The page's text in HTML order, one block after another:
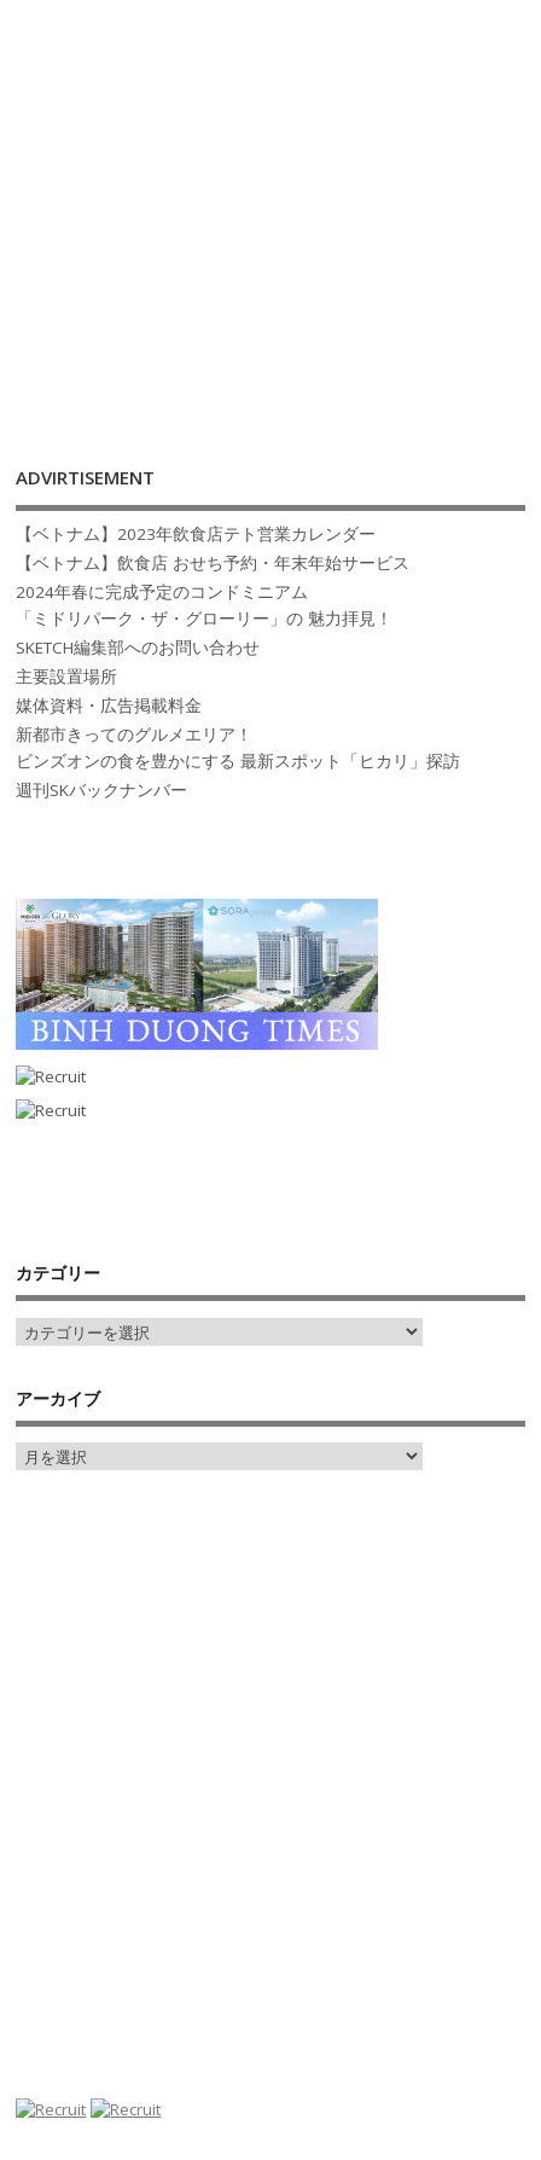
ADVIRTISEMENT
【ベトナム】2023年飲食店テト営業カレンダー
【ベトナム】飲食店 おせち予約・年末年始サービス
2024年春に完成予定のコンドミニアム
「ミドリパーク・ザ・グローリー」の 魅力拝見！
SKETCH編集部へのお問い合わせ
主要設置場所
媒体資料・広告掲載料金
新都市きってのグルメエリア！
ビンズオンの食を豊かにする 最新スポット「ヒカリ」探訪
週刊SKバックナンバー
カテゴリー
アーカイブ